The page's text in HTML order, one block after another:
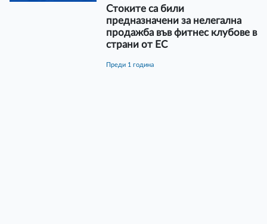
Стоките са били
предназначени за нелегална
продажба във фитнес клубове в
страни от ЕС
преди 1 година